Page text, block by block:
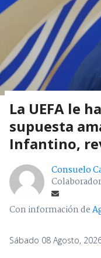
La UEFA le
supuesta
Infantino,
Consuelo
Con información de
Sábado 08 Agosto,